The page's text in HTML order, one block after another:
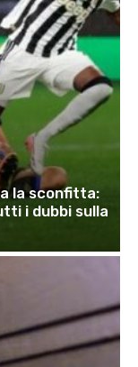
la sconfitta:
i dubbi sulla